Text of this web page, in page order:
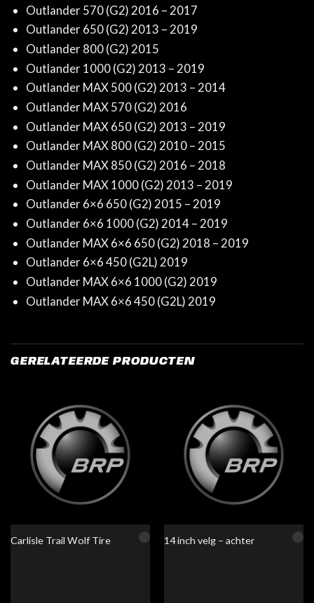
Outlander 570 (G2) 2016 – 2017
Outlander 650 (G2) 2013 – 2019
Outlander 800 (G2) 2015
Outlander 1000 (G2) 2013 – 2019
Outlander MAX 500 (G2) 2013 – 2014
Outlander MAX 570 (G2) 2016
Outlander MAX 650 (G2) 2013 – 2019
Outlander MAX 800 (G2) 2010 – 2015
Outlander MAX 850 (G2) 2016 – 2018
Outlander MAX 1000 (G2) 2013 – 2019
Outlander 6×6 650 (G2) 2015 – 2019
Outlander 6×6 1000 (G2) 2014 – 2019
Outlander MAX 6×6 650 (G2) 2018 – 2019
Outlander 6×6 450 (G2L) 2019
Outlander MAX 6×6 1000 (G2) 2019
Outlander MAX 6×6 450 (G2L) 2019
GERELATEERDE PRODUCTEN
Carlisle Trail Wolf Tire 14 inch velg – achter